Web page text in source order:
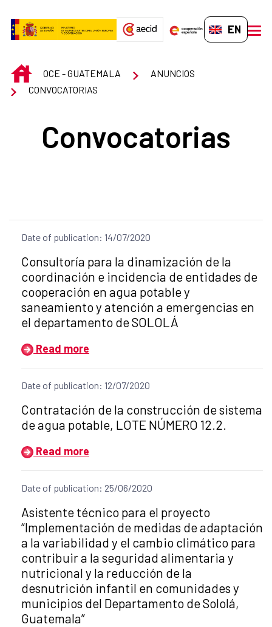
EN-GB
INICIOOCE - GUATEMALA
ANUNCIOS
CONVOCATORIAS
Convocatorias
Date of publication: 14/07/2020
Title of the announcement:
Consultoría para la dinamización de la
coordinación e incidencia de entidades de
cooperación en agua potable y
saneamiento y atención a emergencias en
el departamento de SOLOLÁ
Read more
Date of publication: 12/07/2020
Title of the announcement:
Contratación de la construcción de sistema
de agua potable, LOTE NÚMERO 12.2.
Read more
Date of publication: 25/06/2020
Title of the announcement:
Asistente técnico para el proyecto
“Implementación de medidas de adaptación
a la variabilidad y el cambio climático para
contribuir a la seguridad alimentaria y
nutricional y la reducción de la
desnutrición infantil en comunidades y
municipios del Departamento de Sololá,
Guatemala”